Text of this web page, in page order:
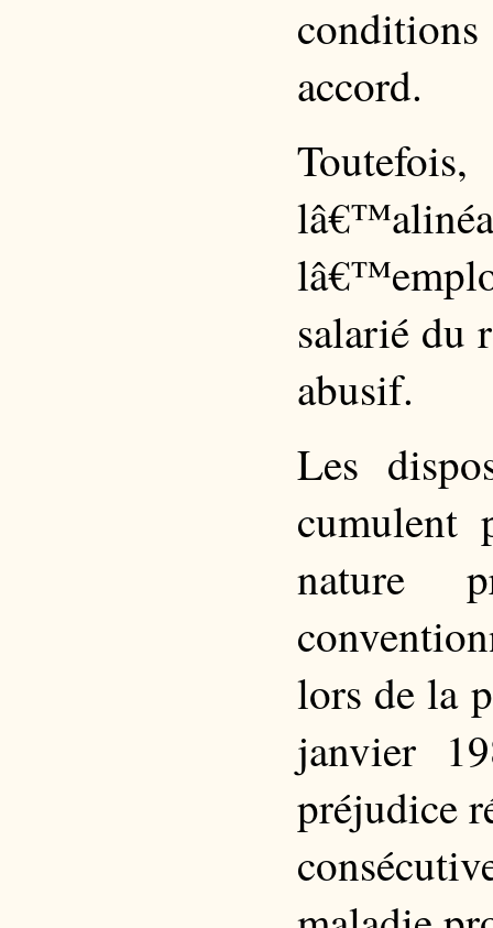
accord.
salarié du
abusif.
Les
cumulent
nature
lors de la
janvier
préjudice